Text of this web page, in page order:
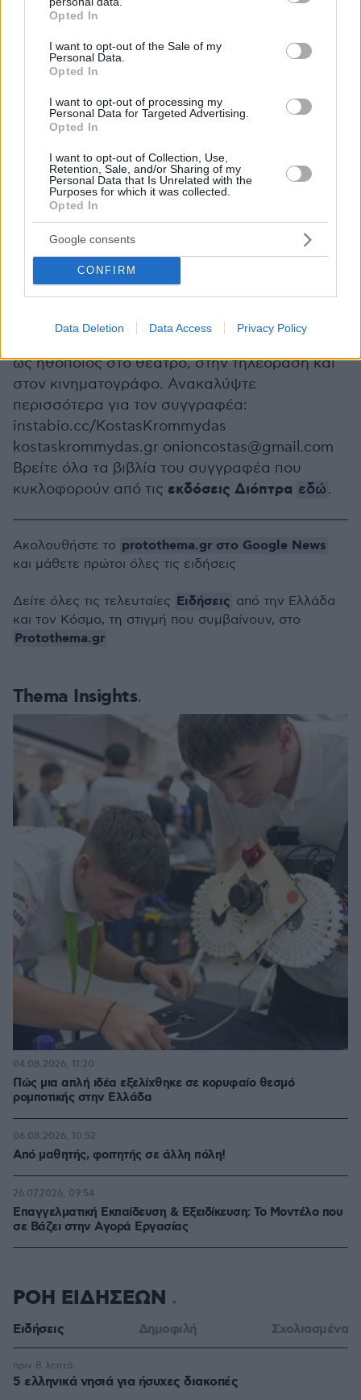
grant or deny consent to Google and its third-party tags to
use your data for below specified purposes in below Google
consent section.
Opted In
I want to opt-out of the Sale of my
Personal Data.
Opted In
I want to opt-out of processing my
Personal Data for Targeted Advertising.
Opted In
I want to opt-out of Collection, Use,
Retention, Sale, and/or Sharing of my
Personal Data that Is Unrelated with the
Purposes for which it was collected.
Opted In
Google consents
CONFIRM
Data Deletion Data Access Privacy Policy
Το βιβλίο του Κι ως την άλλη μου ζωή θα σε
λατρεύω βραβεύτηκε το 2024 ως το καλύτερο
µυθιστόρηµα της χρονιάς και το ίδιο βραβείο
απέσπασαν τα μυθιστορήματά του Δούρειος
Ουρανόεσσα ανακηρύχθηκε το 2017 το
καλύτερο µυθιστόρηµα της χρονιάς στην
κατηγορία «Ηρωίδα-έµπνευση». Όλα τα
µυθιστορήµατά του βρίσκονταν στην τελική
δεκάδα των Βραβείων Βιβλίου του Public.
Παραδίδει µαθήµατα συγγραφής (Master Class)
και «δηµόσιου λόγου-public speech».
Αρθρογραφεί σε sites, εφηµερίδες και
περιοδικά. Έξι βιβλία του έχουν µεταφραστεί
στα αγγλικά και κυκλοφορούν µέσω της
πλατφόρµας του Amazon. Είναι επίσης
ως ηθοποιός στο θέατρο, στην τηλεόραση και
στον κινηματογράφο. Ανακαλύψτε
περισσότερα για τον συγγραφέα:
instabio.cc/KostasKrommydas
kostaskrommydas.gr onioncostas@gmail.com
Βρείτε όλα τα βιβλία του συγγραφέα που
κυκλοφορούν από τις εκδόσεις Διόπτρα εδώ.
Thema Insights
Πώς μια απλή ιδέα εξελίχθηκε σε κορυφαίο θεσμό
ρομποτικής στην Ελλάδα
04.08.2026, 11:20
Από μαθητής, φοιτητής σε άλλη πόλη!
06.08.2026, 10:52
Επαγγελματική Εκπαίδευση & Εξειδίκευση: Το Mοντέλο που
σε Bάζει στην Aγορά Eργασίας
26.07.2026, 09:54
Ακολουθήστε το protothema.gr στο Google News
και μάθετε πρώτοι όλες τις ειδήσεις
Δείτε όλες τις τελευταίες Ειδήσεις από την Ελλάδα
και τον Κόσμο, τη στιγμή που συμβαίνουν, στο
Protothema.gr
ΡΟΗ ΕΙΔΗΣΕΩΝ
Ειδήσεις Δημοφιλή Σχολιασμένα
5 ελληνικά νησιά για ήσυχες διακοπές
πριν 8 λεπτά